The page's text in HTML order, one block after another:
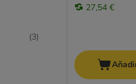
(3)
27,54 €